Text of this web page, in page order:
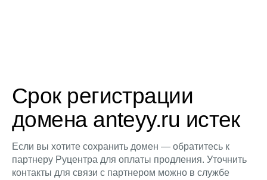
Срок регистрации
домена anteyy.ru истек
Если вы хотите сохранить домен — обратитесь к
партнеру Руцентра для оплаты продления. Уточнить
контакты для связи с партнером можно в службе